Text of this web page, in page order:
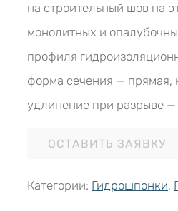
на строительный шов на
монолитных и
профиля
форма сечения — прямая,
удлинение при разрыве —
ОСТАВИТЬ ЗАЯВКУ
Категории: Гидрошпонки,